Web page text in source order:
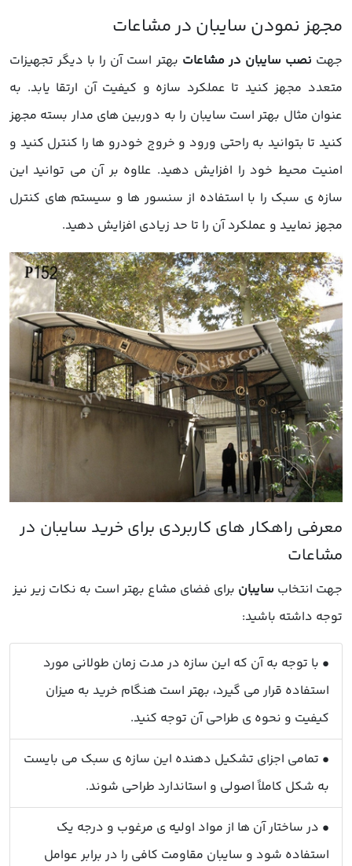
جهت نصب سایبان در مشاعات بهتر است آن را با دیگر تجهیزات
متعدد مجهز کنید تا عملکرد سازه و کیفیت آن ارتقا یابد. به
عنوان مثال بهتر است سایبان را به دوربین های مدار بسته مجهز
کنید تا بتوانید به راحتی ورود و خروج خودرو ها را کنترل کنید و
امنیت محیط خود را افزایش دهید. علاوه بر آن می توانید این
سازه ی سبک را با استفاده از سنسور ها و سیستم های کنترل
مجهز نمایید و عملکرد آن را تا حد زیادی افزایش دهید.
جهت انتخاب سایبان برای فضای مشاع بهتر است به نکات زیر نیز
توجه داشته باشید:
• با توجه به آن که این سازه در مدت زمان طولانی مورد
استفاده قرار می گیرد، بهتر است هنگام خرید به میزان
کیفیت و نحوه ی طراحی آن توجه کنید.
• تمامی اجزای تشکیل دهنده این سازه ی سبک می بایست
به شکل کاملاً اصولی و استاندارد طراحی شوند.
• در ساختار آن ها از مواد اولیه ی مرغوب و درجه یک
استفاده شود و سایبان مقاومت کافی را در برابر عوامل